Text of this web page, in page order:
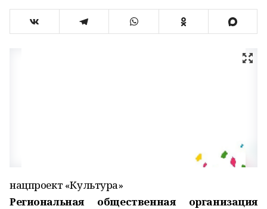
нацпроект «Культура»
Региональная общественная организация